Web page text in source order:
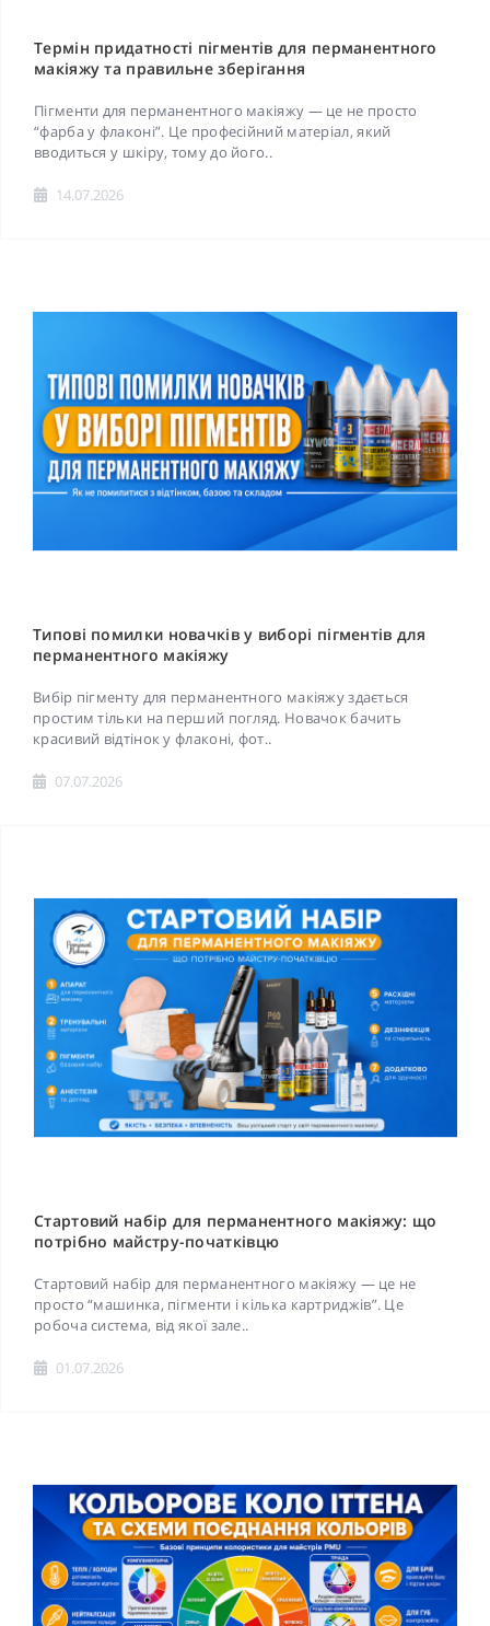
Термін придатності пігментів для перманентного
макіяжу та правильне зберігання
Пігменти для перманентного макіяжу — це не просто
“фарба у флаконі”. Це професійний матеріал, який
вводиться у шкіру, тому до його..
14.07.2026
Типові помилки новачків у виборі пігментів для
перманентного макіяжу
Вибір пігменту для перманентного макіяжу здається
простим тільки на перший погляд. Новачок бачить
красивий відтінок у флаконі, фот..
07.07.2026
Стартовий набір для перманентного макіяжу: що
потрібно майстру-початківцю
Стартовий набір для перманентного макіяжу — це не
просто “машинка, пігменти і кілька картриджів”. Це
робоча система, від якої зале..
01.07.2026